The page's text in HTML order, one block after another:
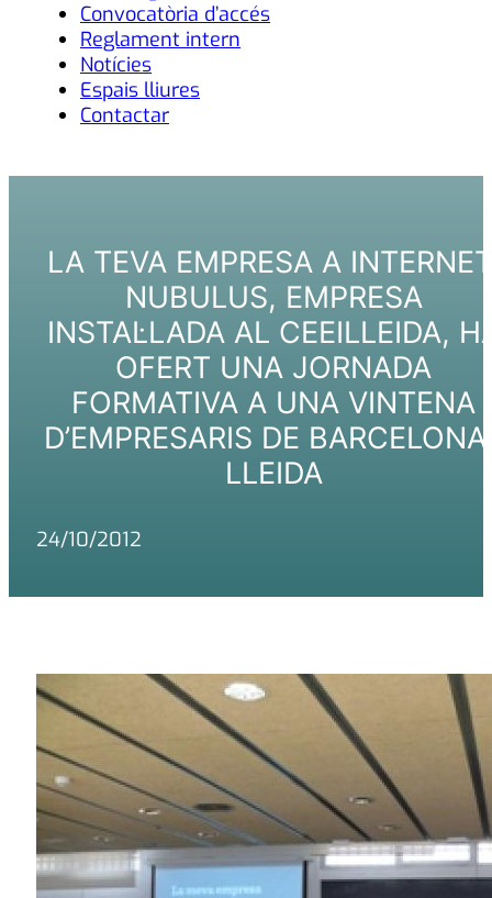
Convocatòria d’accés
Reglament intern
Notícies
Espais lliures
Contactar
LA TEVA EMPRESA A
NUBULUS, EMPRESA
INSTAL·LADA AL CEEILLEIDA,
OFERT UNA JORNADA
FORMATIVA A UNA VINTENA
D’EMPRESARIS DE
LLEIDA
24/10/2012